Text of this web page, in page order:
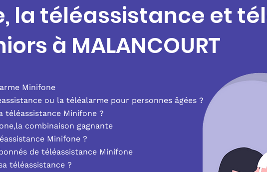
la téléassistance et
à MALANCOURT
Minifone
ou la téléalarme pour personnes âgées ?
téléassistance Minifone ?
combinaison gagnante
Minifone ?
de téléassistance Minifone
téléassistance ?